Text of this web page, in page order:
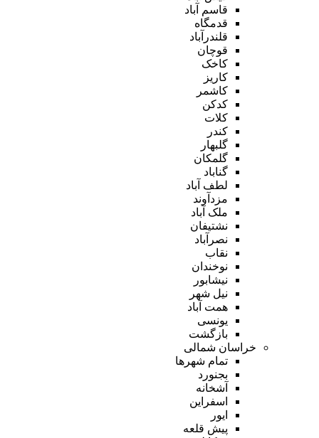
قاسم آباد
قدمگاه
قلندرآباد
قوچان
کاخک
کاریز
کاشمر
کدکن
کلات
کندر
گلبهار
گلمکان
گناباد
لطف آباد
مزدآوند
ملک آباد
نشتیفان
نصرآباد
نقاب
نوخندان
نیشابور
نیل شهر
همت آباد
یونسی
بازگشت
خراسان شمالی
تمام شهر‌ها
بجنورد
آشخانه
اسفراین
ایور
پیش قلعه